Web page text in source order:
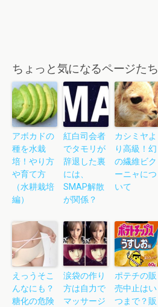
ちょっと気になるページたち
アボカドの
種を水栽
培！やり方
や育て方
（水耕栽培
編）
紅白司会者
でタモリが
辞退した裏
には、
SMAP解散
が関係？
カシミヤよ
り高級！幻
の繊維ビク
ーニャにつ
いて
えっうそこ
んなにも？
糖化の危険
涙袋の作り
方は自力で
マッサージ
ポテチの販
売中止はい
つまで？販